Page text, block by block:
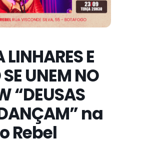
E
UNEM NO
“DEUSAS
na
Rebel